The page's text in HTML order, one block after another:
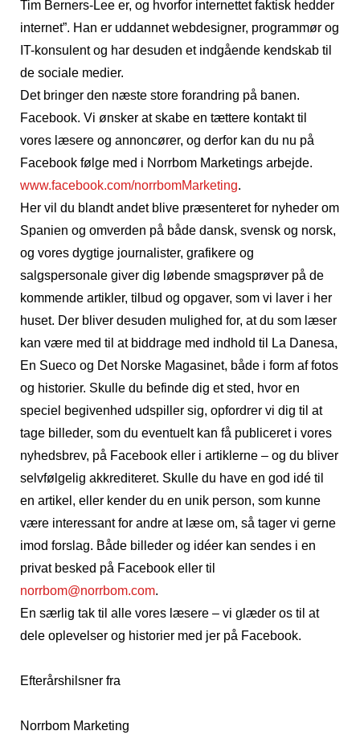
Tim Berners-Lee er, og hvorfor internettet faktisk hedder
internet”. Han er uddannet webdesigner, programmør og
IT-konsulent og har desuden et indgående kendskab til
de sociale medier.
Det bringer den næste store forandring på banen.
Facebook. Vi ønsker at skabe en tættere kontakt til
vores læsere og annoncører, og derfor kan du nu på
Facebook følge med i Norrbom Marketings arbejde.
www.facebook.com/norrbomMarketing.
Her vil du blandt andet blive præsenteret for nyheder om
Spanien og omverden på både dansk, svensk og norsk,
og vores dygtige journalister, grafikere og
salgspersonale giver dig løbende smagsprøver på de
kommende artikler, tilbud og opgaver, som vi laver i her
huset. Der bliver desuden mulighed for, at du som læser
kan være med til at biddrage med indhold til La Danesa,
En Sueco og Det Norske Magasinet, både i form af fotos
og historier. Skulle du befinde dig et sted, hvor en
speciel begivenhed udspiller sig, opfordrer vi dig til at
tage billeder, som du eventuelt kan få publiceret i vores
nyhedsbrev, på Facebook eller i artiklerne – og du bliver
selvfølgelig akkrediteret. Skulle du have en god idé til
en artikel, eller kender du en unik person, som kunne
være interessant for andre at læse om, så tager vi gerne
imod forslag. Både billeder og idéer kan sendes i en
privat besked på Facebook eller til
norrbom@norrbom.com.
En særlig tak til alle vores læsere – vi glæder os til at
dele oplevelser og historier med jer på Facebook.
Efterårshilsner fra
Norrbom Marketing